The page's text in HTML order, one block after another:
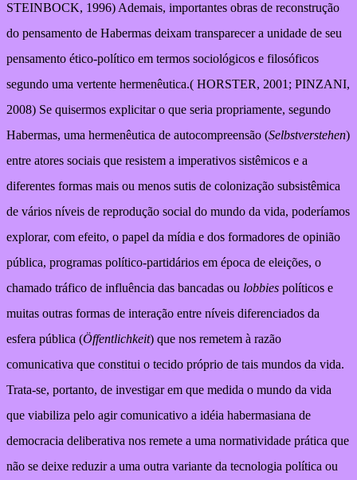
STEINBOCK, 1996) Ademais, importantes obras de reconstrução
do pensamento de Habermas deixam transparecer a unidade de seu
pensamento ético-político em termos sociológicos e filosóficos
segundo uma vertente hermenêutica.( HORSTER, 2001; PINZANI,
2008) Se quisermos explicitar o que seria propriamente, segundo
Habermas, uma hermenêutica de autocompreensão (Selbstverstehen)
entre atores sociais que resistem a imperativos sistêmicos e a
diferentes formas mais ou menos sutis de colonização subsistêmica
de vários níveis de reprodução social do mundo da vida, poderíamos
explorar, com efeito, o papel da mídia e dos formadores de opinião
pública, programas político-partidários em época de eleições, o
chamado tráfico de influência das bancadas ou lobbies políticos e
muitas outras formas de interação entre níveis diferenciados da
esfera pública (Öffentlichkeit) que nos remetem à razão
comunicativa que constitui o tecido próprio de tais mundos da vida.
Trata-se, portanto, de investigar em que medida o mundo da vida
que viabiliza pelo agir comunicativo a idéia habermasiana de
democracia deliberativa nos remete a uma normatividade prática que
não se deixe reduzir a uma outra variante da tecnologia política ou